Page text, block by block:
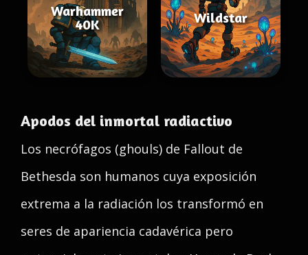
Warhammer
40K
Wildstar
Apodos del inmortal radiactivo
Los necrófagos (ghouls) de Fallout de
Bethesda son humanos cuya exposición
extrema a la radiación los transformó en
seres de apariencia cadavérica pero